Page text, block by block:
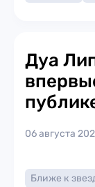
Дуа
06 августа
Ближе к